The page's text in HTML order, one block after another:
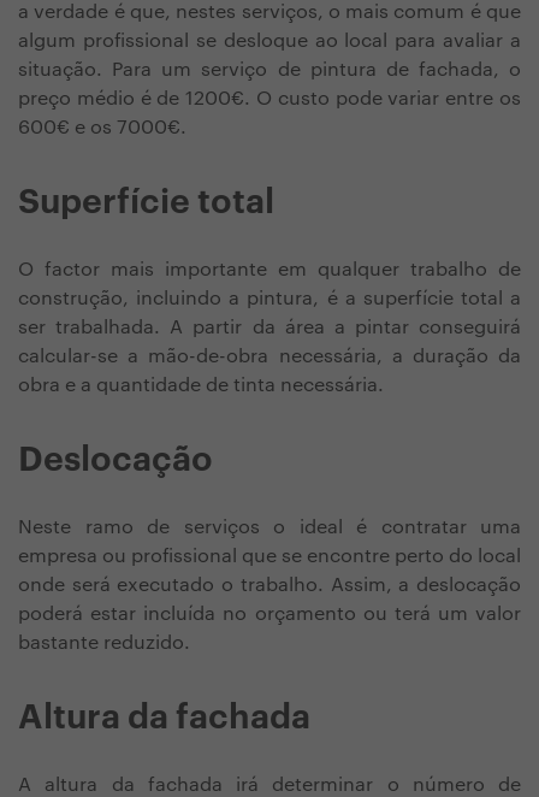
a verdade é que, nestes serviços, o mais comum é que
algum profissional se desloque ao local para avaliar a
situação. Para um serviço de pintura de fachada, o
preço médio é de 1200€. O custo pode variar entre os
600€ e os 7000€.
Superfície total
O factor mais importante em qualquer trabalho de
construção, incluindo a pintura, é a superfície total a
ser trabalhada. A partir da área a pintar conseguirá
calcular-se a mão-de-obra necessária, a duração da
obra e a quantidade de tinta necessária.
Deslocação
Neste ramo de serviços o ideal é contratar uma
empresa ou profissional que se encontre perto do local
onde será executado o trabalho. Assim, a deslocação
poderá estar incluída no orçamento ou terá um valor
bastante reduzido.
Altura da fachada
A altura da fachada irá determinar o número de